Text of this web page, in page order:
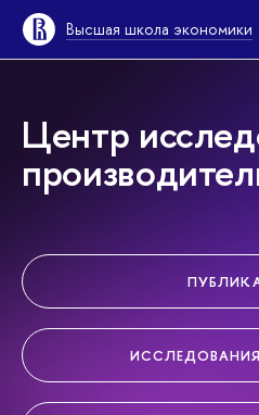
Высшая школа экономики
Центр